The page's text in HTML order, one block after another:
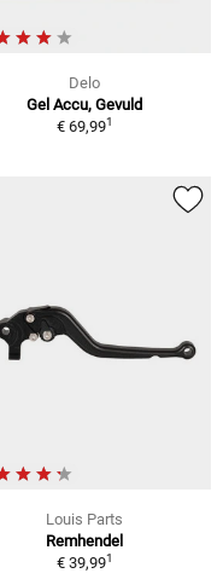
Delo
Gel Accu, Gevuld
€ 69,991
Louis Parts
Remhendel
€ 39,991